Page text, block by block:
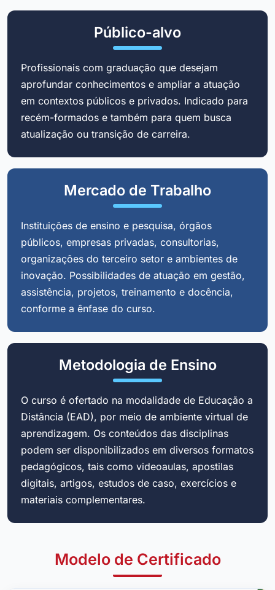
Público-alvo
Profissionais com graduação que desejam
aprofundar conhecimentos e ampliar a atuação
em contextos públicos e privados. Indicado para
recém-formados e também para quem busca
atualização ou transição de carreira.
Mercado de Trabalho
Instituições de ensino e pesquisa, órgãos
públicos, empresas privadas, consultorias,
organizações do terceiro setor e ambientes de
inovação. Possibilidades de atuação em gestão,
assistência, projetos, treinamento e docência,
conforme a ênfase do curso.
Metodologia de Ensino
O curso é ofertado na modalidade de Educação a
Distância (EAD), por meio de ambiente virtual de
aprendizagem. Os conteúdos das disciplinas
podem ser disponibilizados em diversos formatos
pedagógicos, tais como videoaulas, apostilas
digitais, artigos, estudos de caso, exercícios e
materiais complementares.
Modelo de Certificado